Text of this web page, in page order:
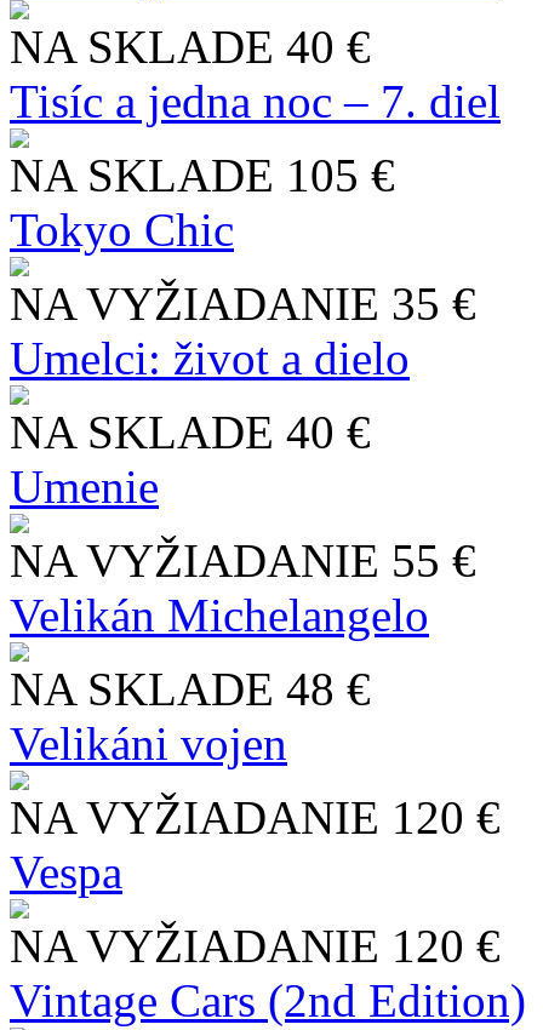
NA SKLADE 40 €
Tisíc a jedna noc – 7. diel
NA SKLADE 105 €
Tokyo Chic
NA VYŽIADANIE 35 €
Umelci: život a dielo
NA SKLADE 40 €
Umenie
NA VYŽIADANIE 55 €
Velikán Michelangelo
NA SKLADE 48 €
Velikáni vojen
NA VYŽIADANIE 120 €
Vespa
NA VYŽIADANIE 120 €
Vintage Cars (2nd Edition)